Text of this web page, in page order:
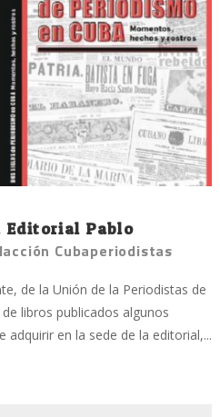
Editorial Pablo
Cubaperiodistas
de la Unión de la Periodistas de
libros publicados algunos
en la sede de la editorial,...